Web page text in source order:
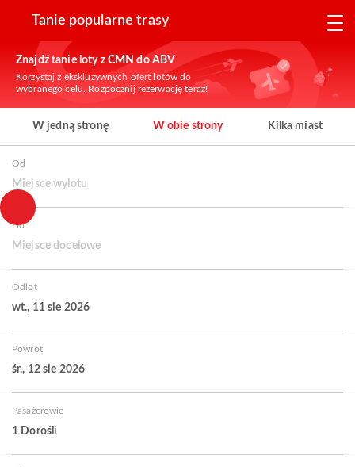
Tanie popularne trasy
Znajdź tanie loty z CMN do ABV
Korzystaj z ekskluzywnych ofert lotów do
wybranego celu. Rozpocznij rezerwację teraz!
W jedną stronę W obie strony Kilka miast
Od
Miejsce wylotu
Do
Miejsce docelowe
Odlot
wt., 11 sie 2026
Powrót
śr., 12 sie 2026
Pasażerowie
1 Dorośli